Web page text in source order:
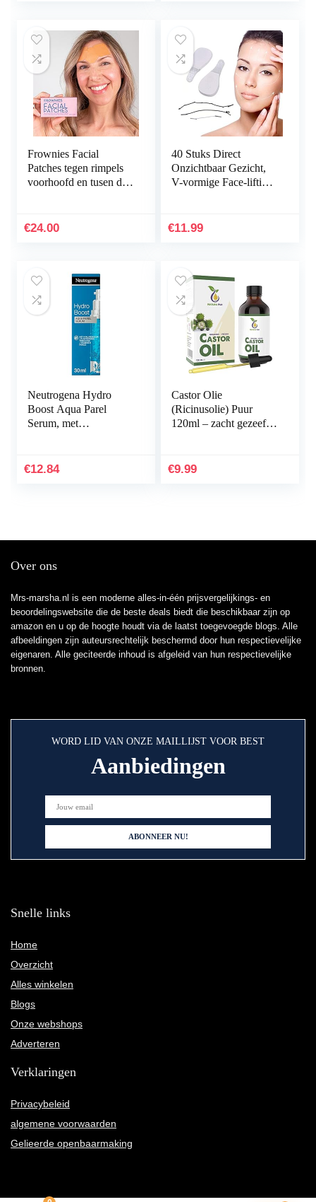
Frownies Facial
Patches tegen rimpels
voorhoofd en tusen de
€24.00
40 Stuks Direct
Onzichtbaar Gezicht,
V-vormige Face-lifting
en Oogliftset voor
€11.99
Neutrogena Hydro
Boost Aqua Parel
Serum, met
de vermoeide huid met
€12.84
Castor Olie
(Ricinusolie) Puur
120ml – zacht gezeefd
natuurlijk serum
€9.99
Over ons
Mrs-marsha.nl is een moderne alles-in-één prijsvergelijkings- en
beoordelingswebsite die de beste deals biedt die beschikbaar zijn op
amazon en u op de hoogte houdt via de laatst toegevoegde blogs. Alle
afbeeldingen zijn auteursrechtelijk beschermd door hun respectievelijke
eigenaren. Alle geciteerde inhoud is afgeleid van hun respectievelijke
bronnen.
WORD LID VAN ONZE MAILLIJST VOOR BEST
Aanbiedingen
Snelle links
Home
Overzicht
Alles winkelen
Blogs
Onze webshops
Adverteren
Verklaringen
Privacybeleid
algemene voorwaarden
Gelieerde openbaarmaking